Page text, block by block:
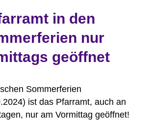
in den
nur
geöffnet
Sommerferien
ist das Pfarramt, auch an
nur am Vormittag geöffnet!